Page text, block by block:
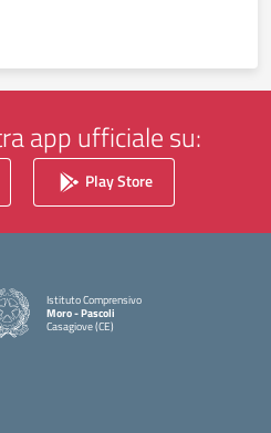
app ufficiale su:
Play Store
Istituto Comprensivo
Moro - Pascoli
Casagiove (CE)
— Visita la pagina iniziale della scuola